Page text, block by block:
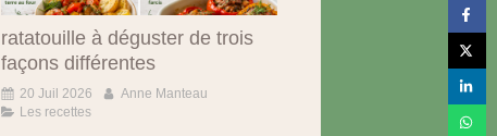
ratatouille à déguster de trois
façons différentes
20 Juil 2026
Anne Manteau
Les recettes